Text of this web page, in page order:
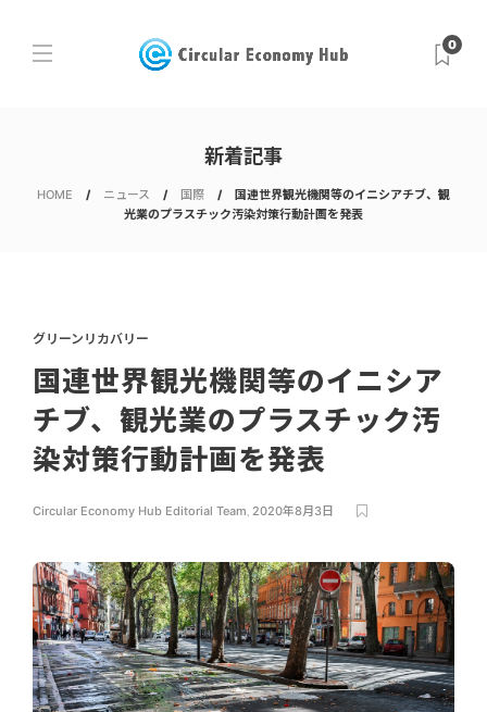
0
新着記事
HOME ニュース 国際
国連世界観光機関等のイニシアチブ、観
光業のプラスチック汚染対策行動計画を発表
グリーンリカバリー
国連世界観光機関等のイニシア
チブ、観光業のプラスチック汚
染対策行動計画を発表
Circular Economy Hub Editorial Team, 2020年8月3日